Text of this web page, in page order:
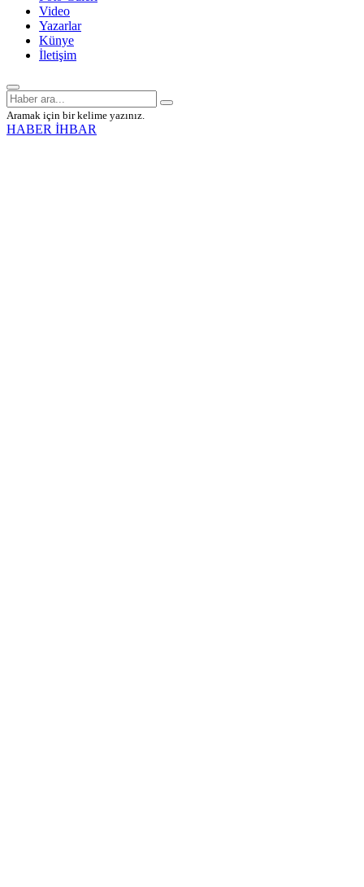
Video
Yazarlar
Künye
İletişim
Aramak için bir kelime yazınız.
HABER İHBAR